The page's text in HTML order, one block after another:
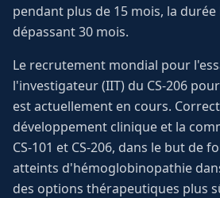
pendant plus de 15 mois, la
dépassant 30 mois.
Le recrutement mondial pour
l'investigateur (IIT) du CS-206
est actuellement en cours.
développement clinique et la
CS-101 et CS-206, dans le but de
atteints d'hémoglobinopathie
des options thérapeutiques plus